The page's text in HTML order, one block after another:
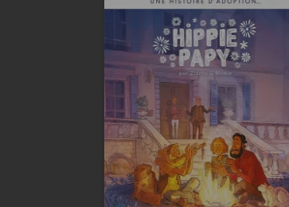
Une histoire
d'adoption...-
Hippie papy -
Histoire complète
Date de parution :
29/04/2026
Et si le vrai héritage n’était pas
celui du sang, mais celui du
cœur ?